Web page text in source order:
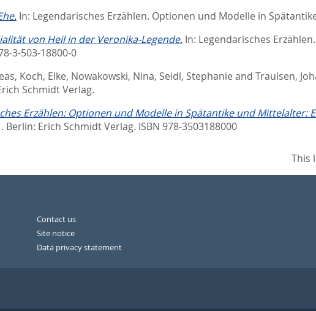
In: Legendarisches Erzählen. Optionen und Modelle in
von Heil in der Veronika-Legende. In: Legendarisches
3-503-18800-0
, Koch, Elke, Nowakowski, Nina, Seidl, Stephanie and Traulsen,
Schmidt Verlag.
Erzählen: Optionen und Modelle in Spätantike und Mittelalter:
Berlin: Erich Schmidt Verlag. ISBN 978-3503188000
This
Contact us
Site notice
Data privacy statement